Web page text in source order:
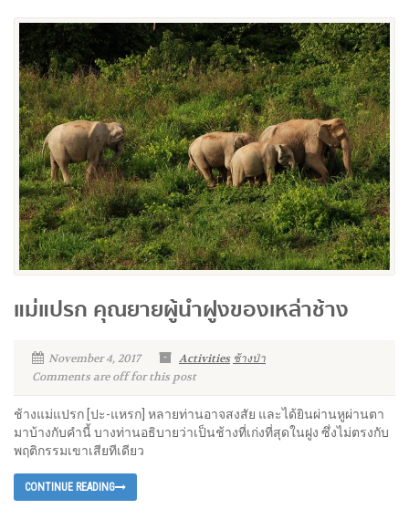
แม่แปรก คุณยายผู้นำฝูงของเหล่าช้าง
November 4, 2017 Activities ช้างป่า
Comments are off for this post
ช้างแม่แปรก [ปะ-แหรก] หลายท่านอาจสงสัย และได้ยินผ่านหูผ่านตา
มาบ้างกับคำนี้ บางท่านอธิบายว่าเป็นช้างที่เก่งที่สุดในฝูง ซึ่งไม่ตรงกับ
พฤติกรรมเขาเสียทีเดียว
CONTINUE READING